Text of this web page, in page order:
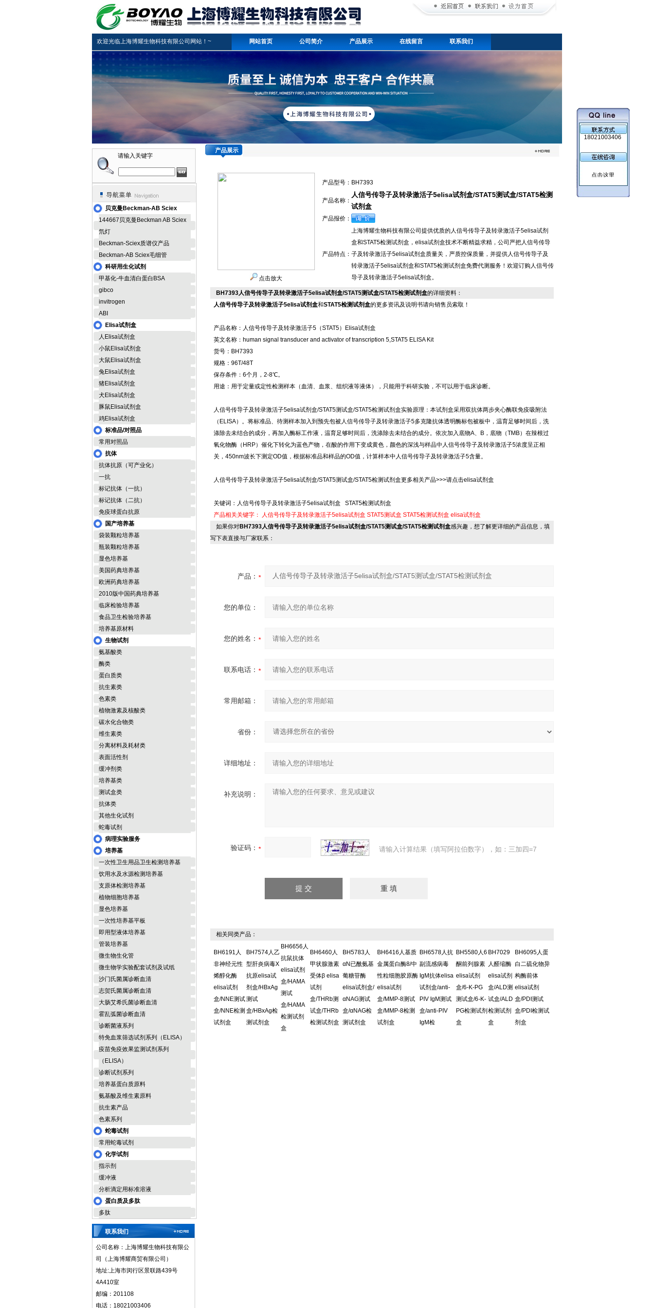
欢迎光临上海博耀生物科技有限公司网站！~ 网站首页 公司简介 产品展示 在线留言 联系我们
18021003406
请输入关键字
贝克曼Beckman-AB Sciex
144667贝克曼Beckman AB Sciex
氘灯
Beckman-Sciex质谱仪产品
Beckman-AB Sciex毛细管
科研用生化试剂
甲基化-牛血清白蛋白BSA
gibco
invitrogen
ABI
Elisa试剂盒
人Elisa试剂盒
小鼠Elisa试剂盒
大鼠Elisa试剂盒
兔Elisa试剂盒
猪Elisa试剂盒
犬Elisa试剂盒
豚鼠Elisa试剂盒
鸡Elisa试剂盒
标准品/对照品
常用对照品
抗体
抗体抗原（可产业化）
一抗
标记抗体（一抗）
标记抗体（二抗）
免疫球蛋白抗原
国产培养基
袋装颗粒培养基
瓶装颗粒培养基
显色培养基
美国药典培养基
欧洲药典培养基
2010版中国药典培养基
临床检验培养基
食品卫生检验培养基
培养基原材料
生物试剂
氨基酸类
酶类
蛋白质类
抗生素类
色素类
植物激素及核酸类
碳水化合物类
维生素类
分离材料及耗材类
表面活性剂
缓冲剂类
培养基类
测试盒类
抗体类
其他生化试剂
蛇毒试剂
病理实验服务
培养基
一次性卫生用品卫生检测培养基
饮用水及水源检测培养基
支原体检测培养基
植物细胞培养基
显色培养基
一次性培养基平板
即用型液体培养基
管装培养基
微生物生化管
微生物学实验配套试剂及试纸
沙门氏菌属诊断血清
志贺氏菌属诊断血清
大肠艾希氏菌诊断血清
霍乱弧菌诊断血清
诊断菌液系列
特免血浆筛选试剂系列（ELISA）
疫苗免疫效果监测试剂系列
（ELISA）
诊断试剂系列
培养基蛋白质原料
氨基酸及维生素原料
抗生素产品
色素系列
蛇毒试剂
常用蛇毒试剂
化学试剂
指示剂
缓冲液
分析滴定用标准溶液
蛋白质及多肽
多肽
联系我们
公司名称：上海博耀生物科技有限公
司（上海博耀商贸有限公司）
地址:上海市闵行区景联路439号
4A410室
邮编：201108
电话：18021003406
产品展示
点击放大
产品型号： BH7393
产品名称：
人信号传导子及转录激活子5elisa试剂盒/STAT5测试盒/STAT5检测
试剂盒
产品报价：
产品特点：
上海博耀生物科技有限公司提供优质的人信号传导子及转录激活子5elisa试剂
盒和STAT5检测试剂盒，elisa试剂盒技术不断精益求精，公司严把人信号传导
子及转录激活子5elisa试剂盒质量关，严质控保质量，并提供人信号传导子及
转录激活子5elisa试剂盒和STAT5检测试剂盒免费代测服务！欢迎订购人信号传
导子及转录激活子5elisa试剂盒。
BH7393人信号传导子及转录激活子5elisa试剂盒/STAT5测试盒/STAT5检测试剂盒的详细资料：
人信号传导子及转录激活子5elisa试剂盒和STAT5检测试剂盒的更多资讯及说明书请向销售员索取！
产品名称：人信号传导子及转录激活子5（STAT5）Elisa试剂盒
英文名称：human signal transducer and activator of transcription 5,STAT5 ELISA Kit
货号：BH7393
规格：96T/48T
保存条件：6个月，2-8℃。
用途：用于定量或定性检测样本（血清、血浆、组织液等液体），只能用于科研实验，不可以用于临床诊断。
人信号传导子及转录激活子5elisa试剂盒/STAT5测试盒/STAT5检测试剂盒实验原理：本试剂盒采用双抗体两步夹心酶联免疫吸附法
（ELISA）。将标准品、待测样本加入到预先包被人信号传导子及转录激活子5多克隆抗体透明酶标包被板中，温育足够时间后，洗
涤除去未结合的成分，再加入酶标工作液，温育足够时间后，洗涤除去未结合的成分。依次加入底物A、B，底物（TMB）在辣根过
氧化物酶（HRP）催化下转化为蓝色产物，在酸的作用下变成黄色，颜色的深浅与样品中人信号传导子及转录激活子5浓度呈正相
关，450nm波长下测定OD值，根据标准品和样品的OD值，计算样本中人信号传导子及转录激活子5含量。
人信号传导子及转录激活子5elisa试剂盒/STAT5测试盒/STAT5检测试剂盒更多相关产品>>>请点击elisa试剂盒
关键词：人信号传导子及转录激活子5elisa试剂盒 STAT5检测试剂盒
产品相关关键字：
人信号传导子及转录激活子5elisa试剂盒 STAT5测试盒 STAT5检测试剂盒 elisa试剂盒
如果你对BH7393人信号传导子及转录激活子5elisa试剂盒/STAT5测试盒/STAT5检测试剂盒感兴趣，想了解更详细的产品信息，填
写下表直接与厂家联系：
产品：
您的单位：
您的姓名：
联系电话：
常用邮箱：
省份：
详细地址：
补充说明：
验证码： 请输入计算结果（填写阿拉伯数字），如：三加四=7
相关同类产品：
BH6191人
非神经元性
烯醇化酶
elisa试剂
盒/NNE测试
盒/NNE检测
试剂盒
BH7574人乙
型肝炎病毒X
抗原elisa试
剂盒/HBxAg
测试
盒/HBxAg检
测试剂盒
BH6656人
抗鼠抗体
elisa试剂
盒/HAMA
测试
盒/HAMA
检测试剂
盒
BH6460人
甲状腺激素
受体β elisa
试剂
盒/THRb测
试盒/THRb
检测试剂盒
BH5783人
αN已酰氨基
葡糖苷酶
elisa试剂盒/
αNAG测试
盒/αNAG检
测试剂盒
BH6416人基质
金属蛋白酶8/中
性粒细胞胶原酶
elisa试剂
盒/MMP-8测试
盒/MMP-8检测
试剂盒
BH6578人抗
副流感病毒
IgM抗体elisa
试剂盒/anti-
PIV IgM测试
盒/anti-PIV
IgM检
BH5580人6
酮前列腺素
elisa试剂
盒/6-K-PG
测试盒/6-K-
PG检测试剂
盒
BH7029
人醛缩酶
elisa试剂
盒/ALD测
试盒/ALD
检测试剂
盒
BH6095人蛋
白二硫化物异
构酶前体
elisa试剂
盒/PDI测试
盒/PDI检测试
剂盒